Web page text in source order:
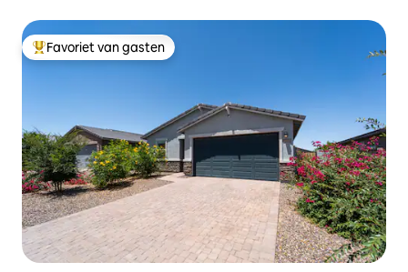
Topfavoriet van gasten
Favoriet van gasten